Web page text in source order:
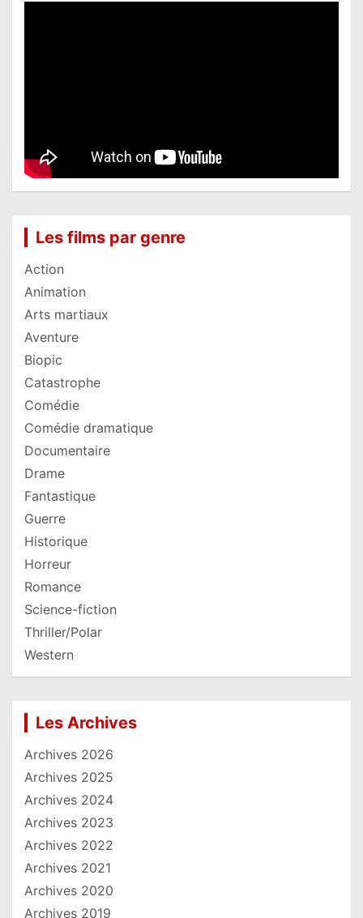
Les films par genre
Action
Animation
Arts martiaux
Aventure
Biopic
Catastrophe
Comédie
Comédie dramatique
Documentaire
Drame
Fantastique
Guerre
Historique
Horreur
Romance
Science-fiction
Thriller/Polar
Western
Les Archives
Archives 2026
Archives 2025
Archives 2024
Archives 2023
Archives 2022
Archives 2021
Archives 2020
Archives 2019